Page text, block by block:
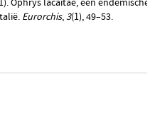
Ophrys lacaitae, een endemische
Eurorchis, 3(1), 49–53.